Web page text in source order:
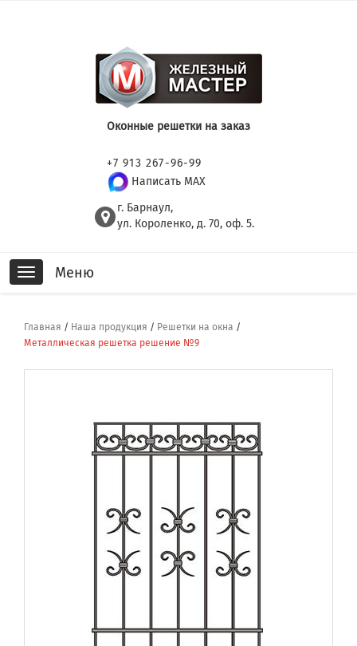
Оконные решетки на заказ
+7 913 267-96-99
Написать MAX
г. Барнаул,
ул. Короленко, д. 70, оф. 5.
Toggle
navigation
Меню
Главная / Наша продукция / Решетки на окна /
Металлическая решетка решение №9